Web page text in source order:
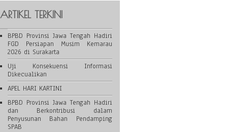
ARTIKEL TERKINI
BPBD Provinsi Jawa Tengah Hadiri
FGD Persiapan Musim Kemarau
2026 di Surakarta
Uji Konsekuensi Informasi
Dikecualikan
APEL HARI KARTINI
BPBD Provinsi Jawa Tengah Hadiri
dan Berkontribusi dalam
Penyusunan Bahan Pendamping
SPAB